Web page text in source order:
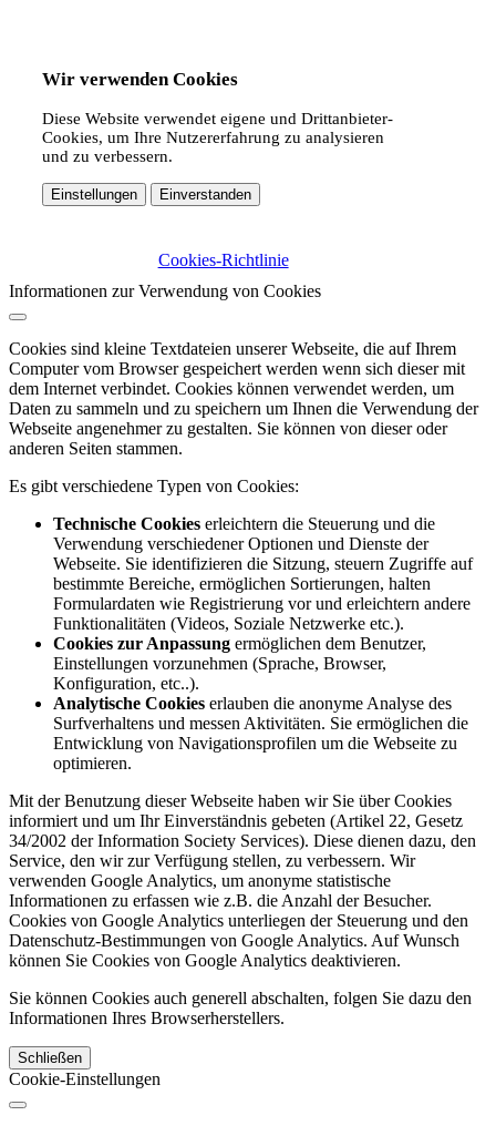
Wir verwenden Cookies
Diese Website verwendet eigene und Drittanbieter-
Cookies, um Ihre Nutzererfahrung zu analysieren
und zu verbessern.
Einstellungen Einverstanden
Cookies-Richtlinie
Informationen zur Verwendung von Cookies
Cookies sind kleine Textdateien unserer Webseite, die auf Ihrem
Computer vom Browser gespeichert werden wenn sich dieser mit
dem Internet verbindet. Cookies können verwendet werden, um
Daten zu sammeln und zu speichern um Ihnen die Verwendung der
Webseite angenehmer zu gestalten. Sie können von dieser oder
anderen Seiten stammen.
Es gibt verschiedene Typen von Cookies:
Technische Cookies erleichtern die Steuerung und die
Verwendung verschiedener Optionen und Dienste der
Webseite. Sie identifizieren die Sitzung, steuern Zugriffe auf
bestimmte Bereiche, ermöglichen Sortierungen, halten
Formulardaten wie Registrierung vor und erleichtern andere
Funktionalitäten (Videos, Soziale Netzwerke etc.).
Cookies zur Anpassung ermöglichen dem Benutzer,
Einstellungen vorzunehmen (Sprache, Browser,
Konfiguration, etc..).
Analytische Cookies erlauben die anonyme Analyse des
Surfverhaltens und messen Aktivitäten. Sie ermöglichen die
Entwicklung von Navigationsprofilen um die Webseite zu
optimieren.
Mit der Benutzung dieser Webseite haben wir Sie über Cookies
informiert und um Ihr Einverständnis gebeten (Artikel 22, Gesetz
34/2002 der Information Society Services). Diese dienen dazu, den
Service, den wir zur Verfügung stellen, zu verbessern. Wir
verwenden Google Analytics, um anonyme statistische
Informationen zu erfassen wie z.B. die Anzahl der Besucher.
Cookies von Google Analytics unterliegen der Steuerung und den
Datenschutz-Bestimmungen von Google Analytics. Auf Wunsch
können Sie Cookies von Google Analytics deaktivieren.
Sie können Cookies auch generell abschalten, folgen Sie dazu den
Informationen Ihres Browserherstellers.
Schließen
Cookie-Einstellungen